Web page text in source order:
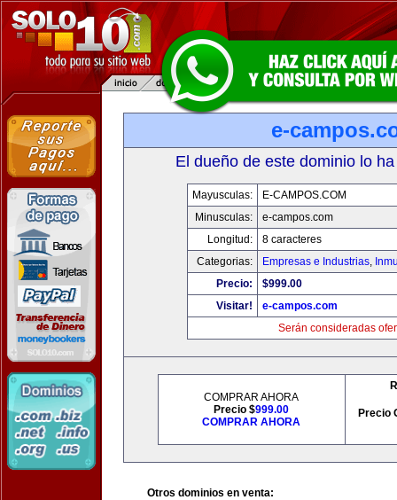
e-
El dueño de este dominio lo
Mayusculas:
E-CAMPOS.COM
Minusculas:
e-campos.com
Longitud:
8 caracteres
Categorias:
Empresas e Industrias,
Precio:
$999.00
Visitar!
e-campos.com
Serán consideradas
COMPRAR AHORA
Precio $999.00
COMPRAR AHORA
Precio
Otros dominios en venta: